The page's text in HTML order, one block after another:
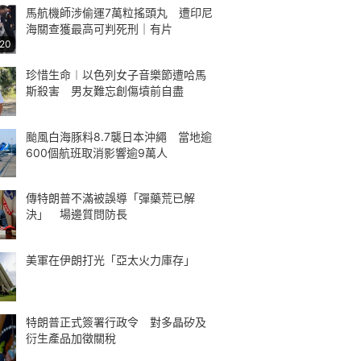
馬航機師涉偷運7萬粒搖頭丸 遭印尼
海關查獲最高可判死刑｜有片
珍惜生命︱以色列女子音樂節遭哈馬
斯殺害 男友難忘創傷墳前自盡
颱風白海豚料8.7襲日本沖繩 當地逾
600個航班取消影響逾9萬人
傳特朗普不滿被誤導「彈藥荒已解
決」 場邊質問防長
美軍在伊朗打光「亞太火力庫存」
特朗普正式簽署行政令 對多晶矽及
衍生產品加徵關稅